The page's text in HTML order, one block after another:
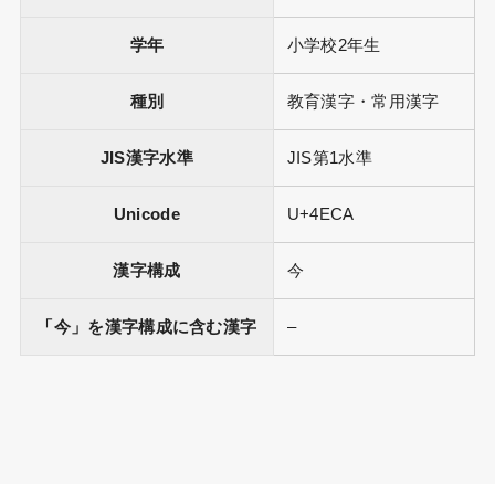
学年 小学校2年生
種別 教育漢字・常用漢字
JIS漢字水準 JIS第1水準
Unicode U+4ECA
漢字構成 今
「今」を漢字構成に含む漢字 –